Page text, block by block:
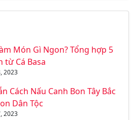
Món Gì Ngon? Tổng hợp 5
từ Cá Basa
2023
Cách Nấu Canh Bon Tây Bắc
Dân Tộc
2023